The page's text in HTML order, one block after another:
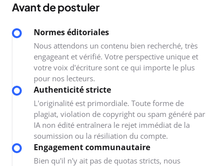
Avant de postuler
Normes éditoriales
Nous attendons un contenu bien recherché, très
engageant et vérifié. Votre perspective unique et
votre voix d'écriture sont ce qui importe le plus
pour nos lecteurs.
Authenticité stricte
L'originalité est primordiale. Toute forme de
plagiat, violation de copyright ou spam généré par
IA non édité entraînera le rejet immédiat de la
soumission ou la résiliation du compte.
Engagement communautaire
Bien qu'il n'y ait pas de quotas stricts, nous